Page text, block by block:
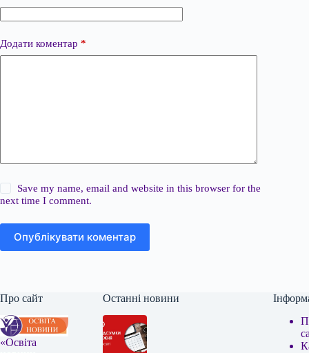
Додати коментар *
Save my name, email and website in this browser for the
next time I comment.
Опублікувати коментар
Про сайт
«Освіта
Останні новини